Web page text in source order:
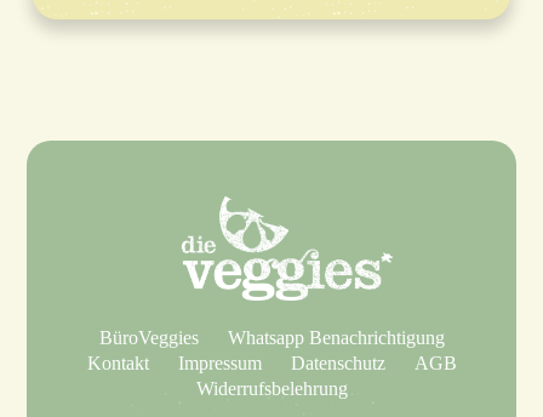
BüroVeggies
Whatsapp Benachrichtigung
Kontakt
Impressum Datenschutz
AGB
Widerrufsbelehrung